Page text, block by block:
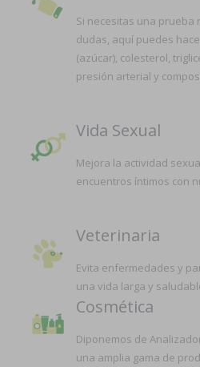
Si necesitas una prueba
dudas, aquí puedes
(azúcar), colesterol,
presión arterial y
Vida Sexual
Mejora la actividad
encuentros íntimos con
Veterinaria
Evita enfermedades y
una vida larga y
Cosmética
Diponemos de
una amplia gama de